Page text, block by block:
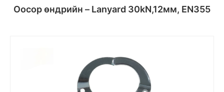
Оосор өндрийн – Lanyard 30kN,12мм, EN355
Сагсанд хийх